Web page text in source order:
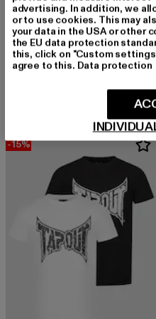
BENLEE
ART DECO
Derzeitiger Preis: 64,99 EUR
-15%
advertising. In addition, we
or to use cookies. This may
your data in the USA or other
the EU data protection
this, click on "Custom
agree to this. Data protection